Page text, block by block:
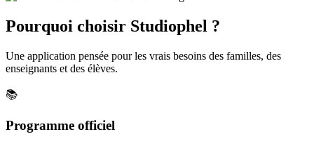
Pourquoi choisir Studiophel ?
Une application pensée pour les vrais besoins des familles, des
enseignants et des élèves.
📚
Programme officiel